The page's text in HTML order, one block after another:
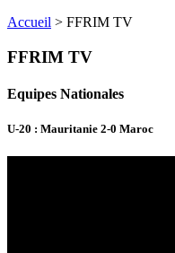
Accueil > FFRIM TV
FFRIM TV
Equipes Nationales
U-20 : Mauritanie 2-0 Maroc